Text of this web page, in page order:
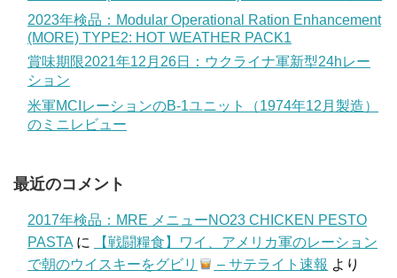
2023年検品：Modular Operational Ration Enhancement
(MORE) TYPE2: HOT WEATHER PACK1
賞味期限2021年12月26日：ウクライナ軍新型24hレー
ション
米軍MCIレーションのB-1ユニット（1974年12月製造）
のミニレビュー
最近のコメント
2017年検品：MRE メニューNO23 CHICKEN PESTO
PASTA に
【戦闘糧食】ワイ、アメリカ軍のレーション
で朝のウイスキーをグビリ
– サテライト速報 より